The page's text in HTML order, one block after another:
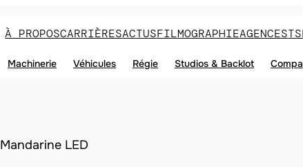
À PROPOSCARRIÈRESACTUSFILMOGRAPHIEAGENCES
Machinerie Véhicules Régie Studios & Backlot
Mandarine LED